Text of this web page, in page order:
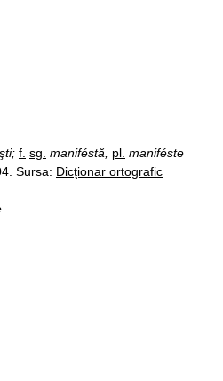
f. sg. maniféstă, pl. maniféste
Sursa: Dicţionar ortografic